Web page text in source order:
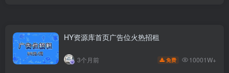
HY资源库首页广告位火热招租
3个月前 免费 10001W+